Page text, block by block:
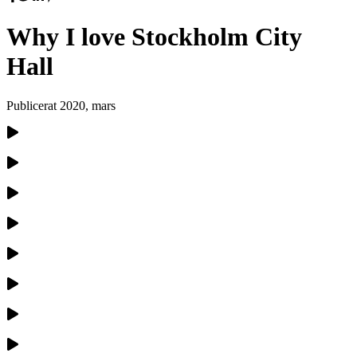
Why I love Stockholm City
Hall
Publicerat 2020, mars